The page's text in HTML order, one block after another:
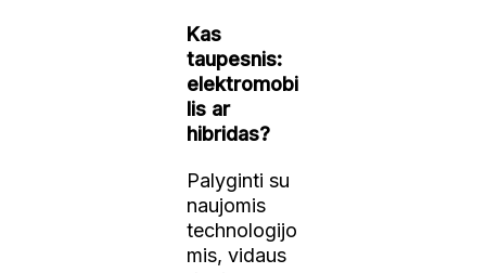
Kas
taupesnis:
elektromobi
lis ar
hibridas?
Palyginti su
naujomis
technologijo
mis, vidaus